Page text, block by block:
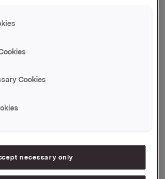
egenskaper og gode smak.
med økende popularitet.
som er et prioritert område for
Wilhelmsson, som blir styreleder
etablert i 2016, og selskapet
Portugal. Virksomheten eies
Cookies
necessary only